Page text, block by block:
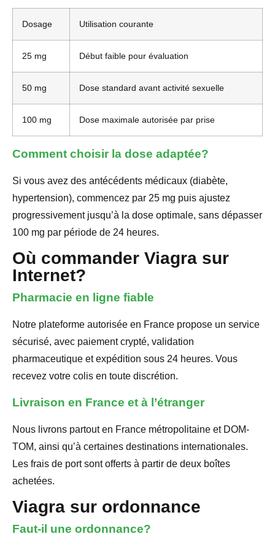
Dosage Utilisation courante
25 mg Début faible pour évaluation
50 mg Dose standard avant activité sexuelle
100 mg Dose maximale autorisée par prise
Comment choisir la dose adaptée?
Si vous avez des antécédents médicaux (diabète,
hypertension), commencez par 25 mg puis ajustez
progressivement jusqu’à la dose optimale, sans dépasser
100 mg par période de 24 heures.
Où commander Viagra sur
Internet?
Pharmacie en ligne fiable
Notre plateforme autorisée en France propose un service
sécurisé, avec paiement crypté, validation
pharmaceutique et expédition sous 24 heures. Vous
recevez votre colis en toute discrétion.
Livraison en France et à l’étranger
Nous livrons partout en France métropolitaine et DOM-
TOM, ainsi qu’à certaines destinations internationales.
Les frais de port sont offerts à partir de deux boîtes
achetées.
Viagra sur ordonnance
Faut-il une ordonnance?